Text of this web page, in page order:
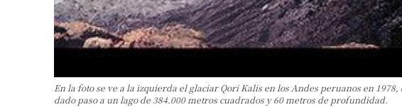
En la foto se ve a la izquierda el glaciar Qori Kalis en los Andes peruanos en
dado paso a un lago de 384.000 metros cuadrados y 60 metros de profundidad.